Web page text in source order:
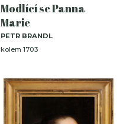
Modlící se Panna
Marie
PETR BRANDL
kolem 1703